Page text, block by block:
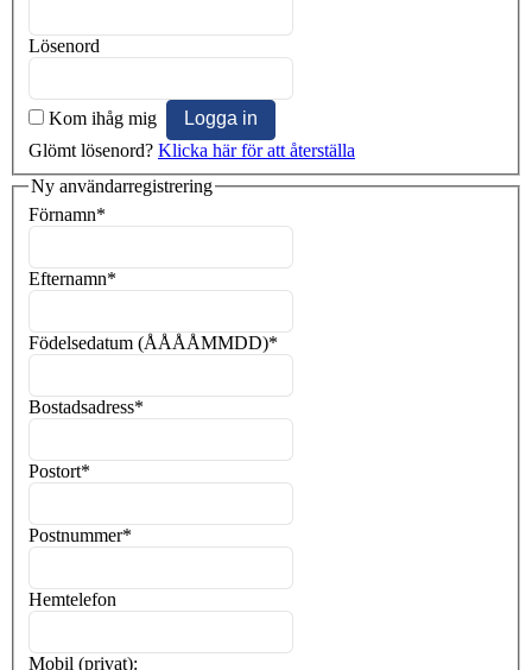
Lösenord
Kom ihåg mig
Glömt lösenord? Klicka här för att återställa
Ny användarregistrering
Förnamn*
Efternamn*
Födelsedatum (ÅÅÅÅMMDD)*
Bostadsadress*
Postort*
Postnummer*
Hemtelefon
Mobil (privat):